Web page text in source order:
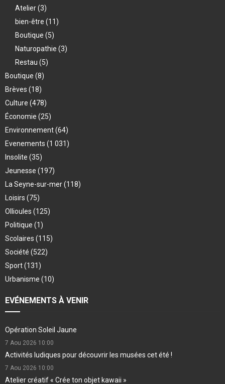
Atelier(3)
bien-être (11)
Boutique (5)
Naturopathie (3)
Restau (5)
Boutique (8)
Brèves (18)
Culture (478)
Économie (25)
Environnement(64)
Evenements (1 031)
Insolite (35)
Jeunesse (197)
La Seyne-sur-mer(118)
Loisirs (75)
Ollioules (125)
Politique (1)
Scolaires (115)
Société (522)
Sport(131)
Urbanisme (10)
EVÉNEMENTS À VENIR
Opération Soleil Jaune
7 Aou 2026 10:00
Activités ludiques pour découvrir les musées cet été !
7 Aou 2026 10:00
Atelier créatif « Crée ton objet kawaii »